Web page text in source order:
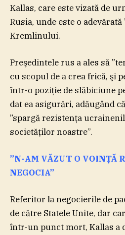
Kallas, care este vizată de
Rusia, unde este o adevărată
Kremlinului.
Preşedintele rus a ales să
cu scopul de a crea frică, şi
într-o poziţie de slăbiciune
dat ea asigurări, adăugând
”spargă rezistenţa
societăţilor noastre”.
”N-AM VĂZUT O VOINŢĂ
NEGOCIA”
Referitor la negocierile de
de către Statele Unite, dar
într-un punct mort, Kallas a